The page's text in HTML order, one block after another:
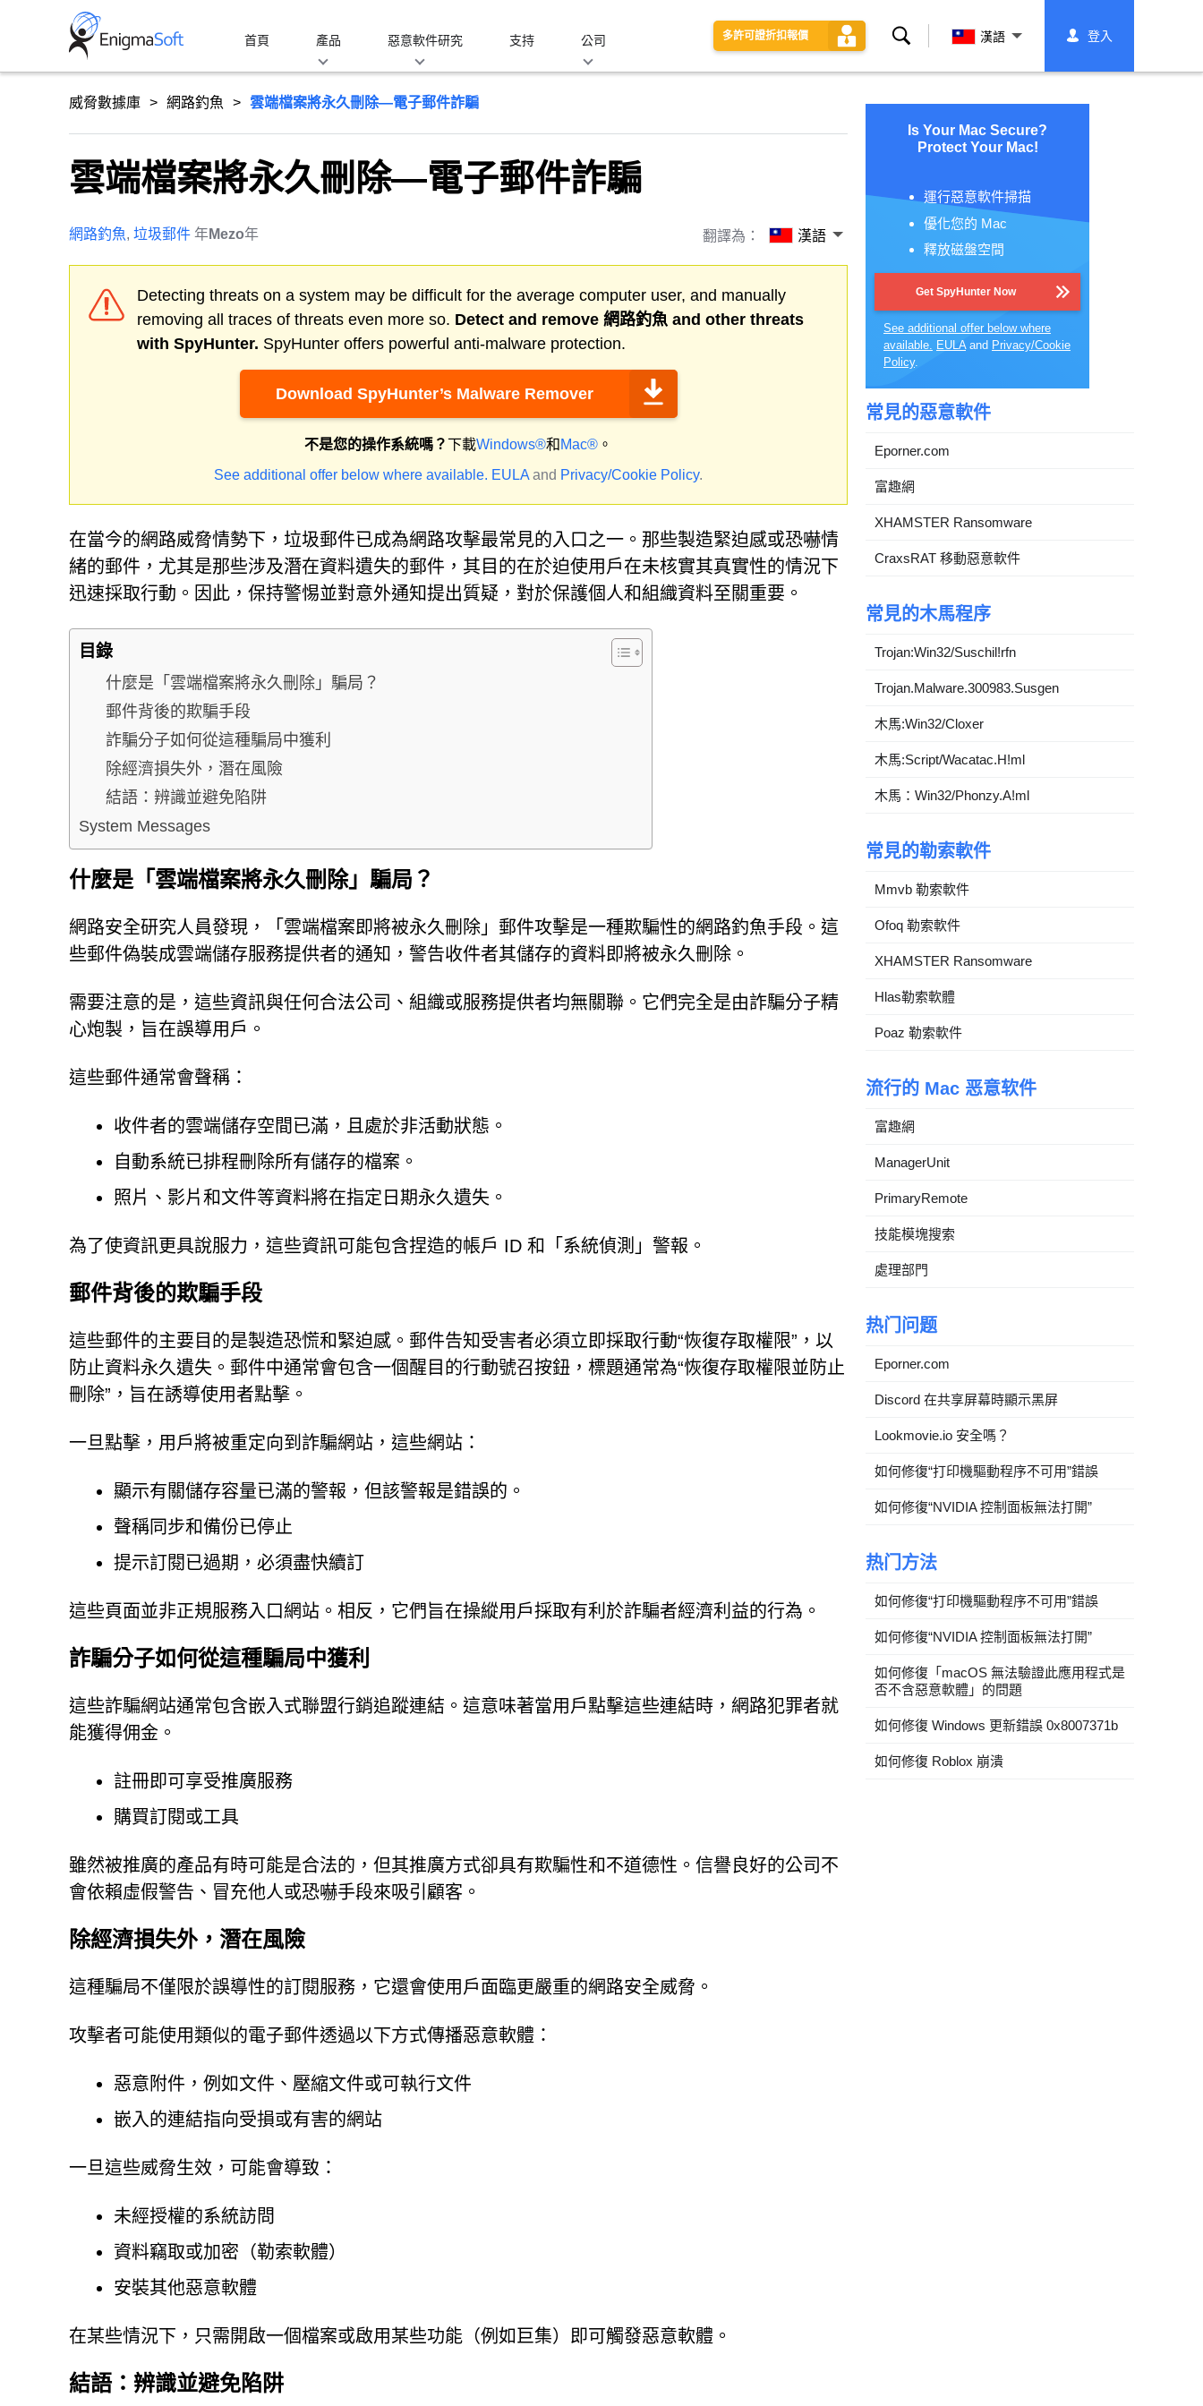
首頁 產品 惡意軟件研究 支持 公司 多許可證折扣報價
搜
漢語 登入
威脅數據庫 網路釣魚 雲端檔案將永久刪除—電子郵件詐騙
雲端檔案將永久刪除—電子郵件詐騙
網路釣魚, 垃圾郵件 年Mezo年 翻譯為： 漢語
Detecting threats on a system may be difficult for the average computer user, and manually
removing all traces of threats even more so. Detect and remove 網路釣魚 and other threats
with SpyHunter. SpyHunter offers powerful anti-malware protection.
Download SpyHunter’s Malware Remover
不是您的操作系統嗎？下載Windows®和 Mac® 。
See additional offer below where available. EULA and Privacy/Cookie Policy.
在當今的網路威脅情勢下，垃圾郵件已成為網路攻擊最常見的入口之一。那些製造緊迫感或恐嚇情
緒的郵件，尤其是那些涉及潛在資料遺失的郵件，其目的在於迫使用戶在未核實其真實性的情況下
迅速採取行動。因此，保持警惕並對意外通知提出質疑，對於保護個人和組織資料至關重要。
目錄
什麼是「雲端檔案將永久刪除」騙局？
郵件背後的欺騙手段
詐騙分子如何從這種騙局中獲利
除經濟損失外，潛在風險
結語：辨識並避免陷阱
System Messages
什麼是「雲端檔案將永久刪除」騙局？
網路安全研究人員發現，「雲端檔案即將被永久刪除」郵件攻擊是一種欺騙性的網路釣魚手段。這
些郵件偽裝成雲端儲存服務提供者的通知，警告收件者其儲存的資料即將被永久刪除。
需要注意的是，這些資訊與任何合法公司、組織或服務提供者均無關聯。它們完全是由詐騙分子精
心炮製，旨在誤導用戶。
這些郵件通常會聲稱：
收件者的雲端儲存空間已滿，且處於非活動狀態。
自動系統已排程刪除所有儲存的檔案。
照片、影片和文件等資料將在指定日期永久遺失。
為了使資訊更具說服力，這些資訊可能包含捏造的帳戶 ID 和「系統偵測」警報。
郵件背後的欺騙手段
這些郵件的主要目的是製造恐慌和緊迫感。郵件告知受害者必須立即採取行動“恢復存取權限”，以
防止資料永久遺失。郵件中通常會包含一個醒目的行動號召按鈕，標題通常為“恢復存取權限並防止
刪除”，旨在誘導使用者點擊。
一旦點擊，用戶將被重定向到詐騙網站，這些網站：
顯示有關儲存容量已滿的警報，但該警報是錯誤的。
聲稱同步和備份已停止
提示訂閱已過期，必須盡快續訂
這些頁面並非正規服務入口網站。相反，它們旨在操縱用戶採取有利於詐騙者經濟利益的行為。
詐騙分子如何從這種騙局中獲利
這些詐騙網站通常包含嵌入式聯盟行銷追蹤連結。這意味著當用戶點擊這些連結時，網路犯罪者就
能獲得佣金。
註冊即可享受推廣服務
購買訂閱或工具
雖然被推廣的產品有時可能是合法的，但其推廣方式卻具有欺騙性和不道德性。信譽良好的公司不
會依賴虛假警告、冒充他人或恐嚇手段來吸引顧客。
除經濟損失外，潛在風險
這種騙局不僅限於誤導性的訂閱服務，它還會使用戶面臨更嚴重的網路安全威脅。
攻擊者可能使用類似的電子郵件透過以下方式傳播惡意軟體：
惡意附件，例如文件、壓縮文件或可執行文件
嵌入的連結指向受損或有害的網站
一旦這些威脅生效，可能會導致：
未經授權的系統訪問
資料竊取或加密（勒索軟體）
安裝其他惡意軟體
在某些情況下，只需開啟一個檔案或啟用某些功能（例如巨集）即可觸發惡意軟體。
結語：辨識並避免陷阱
Is Your Mac Secure?
Protect Your Mac!
運行惡意軟件掃描
優化您的 Mac
釋放磁盤空間
Get SpyHunter Now
See additional offer below where
available. EULAand Privacy/Cookie
Policy.
常見的惡意軟件
Eporner.com
富趣網
XHAMSTER Ransomware
CraxsRAT 移動惡意軟件
常見的木馬程序
Trojan:Win32/Suschil!rfn
Trojan.Malware.300983.Susgen
木馬:Win32/Cloxer
木馬:Script/Wacatac.H!ml
木馬：Win32/Phonzy.A!ml
常見的勒索軟件
Mmvb 勒索軟件
Ofoq 勒索軟件
XHAMSTER Ransomware
Hlas勒索軟體
Poaz 勒索軟件
流行的 Mac 恶意软件
富趣網
ManagerUnit
PrimaryRemote
技能模塊搜索
處理部門
热门问题
Eporner.com
Discord 在共享屏幕時顯示黑屏
Lookmovie.io 安全嗎？
如何修復“打印機驅動程序不可用”錯誤
如何修復“NVIDIA 控制面板無法打開”
热门方法
如何修復“打印機驅動程序不可用”錯誤
如何修復“NVIDIA 控制面板無法打開”
如何修復「macOS 無法驗證此應用程式是
否不含惡意軟體」的問題
如何修復 Windows 更新錯誤 0x8007371b
如何修復 Roblox 崩潰